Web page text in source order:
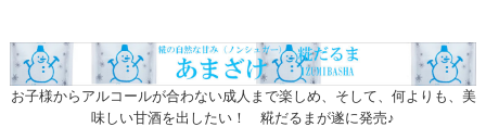
お子様からアルコールが合わない成人まで楽しめ、そして、何よりも、美
味しい甘酒を出したい！ 糀だるまが遂に発売♪